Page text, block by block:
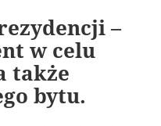
–
w celu
także
bytu.